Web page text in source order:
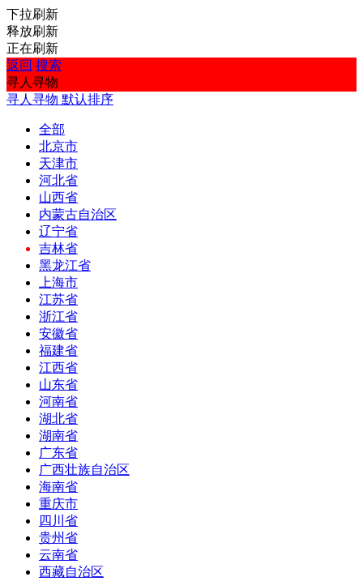
下拉刷新
释放刷新
正在刷新
返回 搜索
寻人寻物
寻人寻物 默认排序
全部
北京市
天津市
河北省
山西省
内蒙古自治区
辽宁省
吉林省
黑龙江省
上海市
江苏省
浙江省
安徽省
福建省
江西省
山东省
河南省
湖北省
湖南省
广东省
广西壮族自治区
海南省
重庆市
四川省
贵州省
云南省
西藏自治区